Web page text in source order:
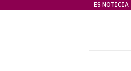
ES NOTICIA
Menú